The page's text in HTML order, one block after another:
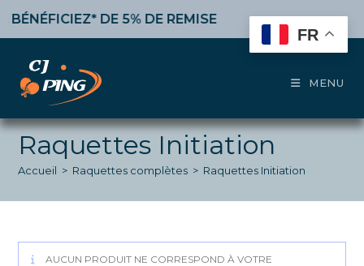
DE 5% DE REMISEà partir de 50€
MENU
Raquettes Initiation
Accueil > Raquettes complètes > Raquettes Initiation
AUCUN PRODUIT NE CORRESPOND À VOTRE
FR